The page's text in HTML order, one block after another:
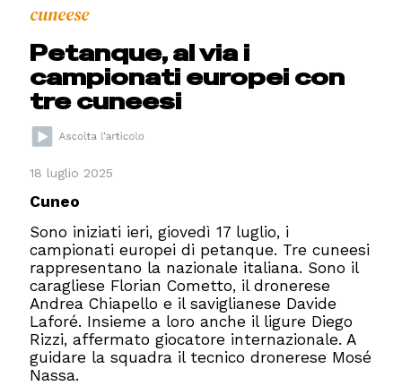
cuneese
Petanque, al via i
campionati europei con
tre cuneesi
18 luglio 2025
Cuneo
Sono iniziati ieri, giovedì 17 luglio, i
campionati europei di petanque. Tre cuneesi
rappresentano la nazionale italiana. Sono il
caragliese Florian Cometto, il dronerese
Andrea Chiapello e il saviglianese Davide
Laforé. Insieme a loro anche il ligure Diego
Rizzi, affermato giocatore internazionale. A
guidare la squadra il tecnico dronerese Mosé
Nassa.